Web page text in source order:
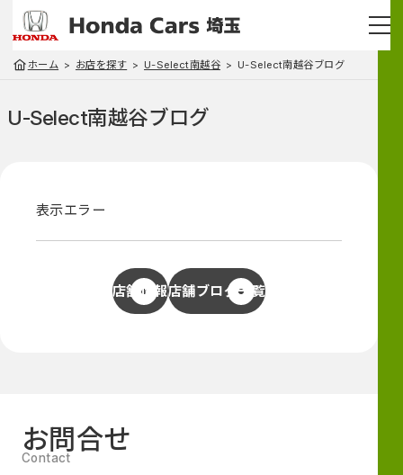
ホーム お店を探す U-Select南越谷 U-Select南越谷ブログ
U-Select南越谷ブログ
表示エラー
店舗情報店舗ブログ一覧
お問合せ